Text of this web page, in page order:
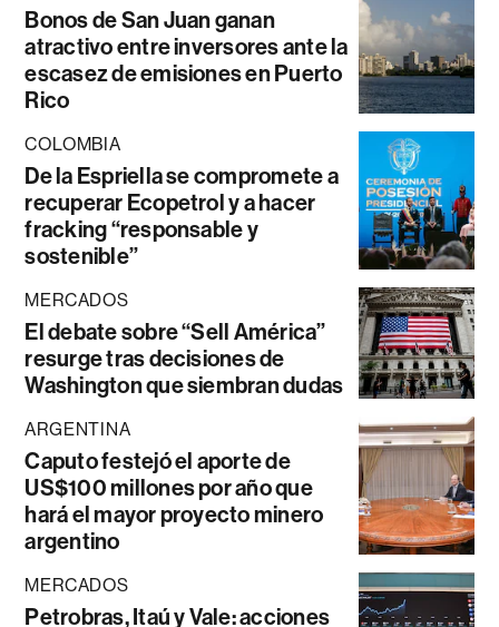
Bonos de San Juan ganan
atractivo entre inversores ante la
escasez de emisiones en Puerto
Rico
COLOMBIA
De la Espriella se compromete a
recuperar Ecopetrol y a hacer
fracking “responsable y
sostenible”
MERCADOS
El debate sobre “Sell América”
resurge tras decisiones de
Washington que siembran dudas
ARGENTINA
Caputo festejó el aporte de
US$100 millones por año que
hará el mayor proyecto minero
argentino
MERCADOS
Petrobras, Itaú y Vale: acciones